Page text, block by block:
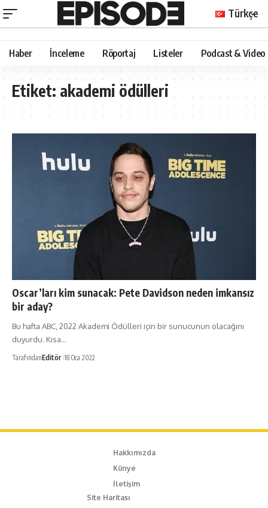
Türkçe
Haber İnceleme Röportaj Listeler Podcast & Video
Etiket:akademi ödülleri
Oscar’ları kim sunacak: Pete Davidson neden imkansız
bir aday?
Bu hafta ABC, 2022 Akademi Ödülleri için bir sunucunun olacağını
duyurdu. Kısa…
TarafındanEditör 18 Oca 2022
Hakkımızda
Künye
İletişim
Site Haritası